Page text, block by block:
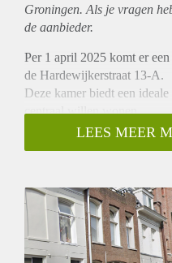
Groningen. Als je vragen
de aanbieder.
Per 1 april 2025 komt er
de Hardewijkerstraat 13-A.
Deze kamer biedt een
centraal willen wonen.
De woning is gelegen in het
centrale ligging biedt veel
binnen handbereik hebt. Of
hogeschool moet, of wilt
stadsleven, de locatie is
LEES MEER